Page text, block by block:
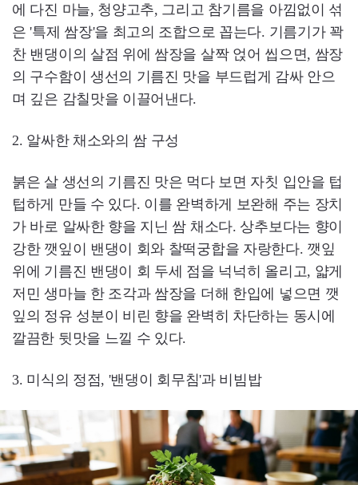
에 다진 마늘, 청양고추, 그리고 참기름을 아낌없이 섞
은 '특제 쌈장'을 최고의 조합으로 꼽는다. 기름기가 꽉
찬 밴댕이의 살점 위에 쌈장을 살짝 얹어 씹으면, 쌈장
의 구수함이 생선의 기름진 맛을 부드럽게 감싸 안으
며 깊은 감칠맛을 이끌어낸다.
2. 알싸한 채소와의 쌈 구성
붉은 살 생선의 기름진 맛은 먹다 보면 자칫 입안을 텁
텁하게 만들 수 있다. 이를 완벽하게 보완해 주는 장치
가 바로 알싸한 향을 지닌 쌈 채소다. 상추보다는 향이
강한 깻잎이 밴댕이 회와 찰떡궁합을 자랑한다. 깻잎
위에 기름진 밴댕이 회 두세 점을 넉넉히 올리고, 얇게
저민 생마늘 한 조각과 쌈장을 더해 한입에 넣으면 깻
잎의 정유 성분이 비린 향을 완벽히 차단하는 동시에
깔끔한 뒷맛을 느낄 수 있다.
3. 미식의 정점, '밴댕이 회무침'과 비빔밥